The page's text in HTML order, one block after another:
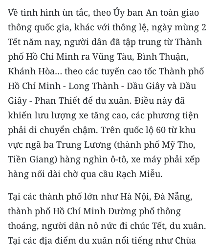
Media Khoa học - Công nghệ
Media Môi trường
Ảnh
Infographic
TIN MỚI
TIN ĐỊA PHƯƠNG
Trung du và miền núi phía Bắc
Đồng bằng sông Hồng
Bắc Trung Bộ
Duyên hải Nam Trung Bộ và Tây
Nguyên
Về tình hình ùn tắc, theo Ủy ban An toàn giao
thông quốc gia, khác với thông lệ, ngày mùng 2
Tết năm nay, người dân đã tập trung từ Thành
phố Hồ Chí Minh ra Vũng Tàu, Bình Thuận,
Khánh Hòa… theo các tuyến cao tốc Thành phố
Hồ Chí Minh - Long Thành - Dầu Giây và Dầu
Giây - Phan Thiết để du xuân. Điều này đã
khiến lưu lượng xe tăng cao, các phương tiện
phải di chuyển chậm. Trên quốc lộ 60 từ khu
vực ngã ba Trung Lương (thành phố Mỹ Tho,
Tiền Giang) hàng nghìn ô-tô, xe máy phải xếp
hàng nối dài chờ qua cầu Rạch Miễu.
Tại các thành phố lớn như Hà Nội, Đà Nẵng,
thành phố Hồ Chí Minh Đường phố thông
thoáng, người dân nô nức đi chúc Tết, du xuân.
Tại các địa điểm du xuân nổi tiếng như Chùa